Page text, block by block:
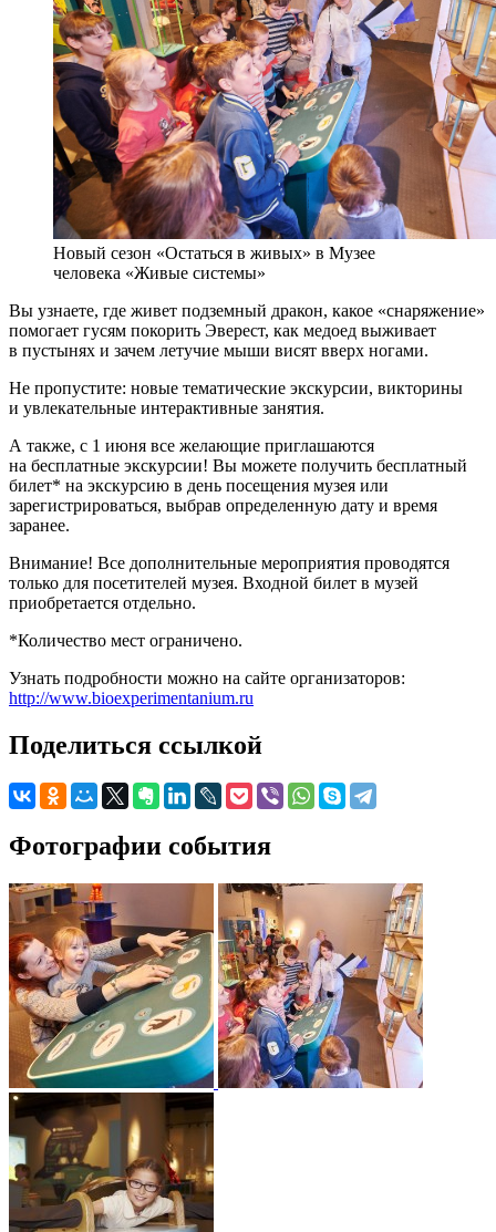
Новый сезон «Остаться в живых» в Музее
человека «Живые системы»
Вы узнаете, где живет подземный дракон, какое «снаряжение»
помогает гусям покорить Эверест, как медоед выживает
в пустынях и зачем летучие мыши висят вверх ногами.
Не пропустите: новые тематические экскурсии, викторины
и увлекательные интерактивные занятия.
А также, с 1 июня все желающие приглашаются
на бесплатные экскурсии! Вы можете получить бесплатный
билет* на экскурсию в день посещения музея или
зарегистрироваться, выбрав определенную дату и время
заранее.
Внимание! Все дополнительные мероприятия проводятся
только для посетителей музея. Входной билет в музей
приобретается отдельно.
*Количество мест ограничено.
Узнать подробности можно на сайте организаторов:
http://www.bioexperimentanium.ru
Поделиться ссылкой
Фотографии события